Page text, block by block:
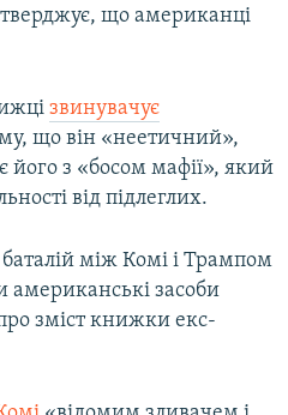
що американці
звинувачує
що він «неетичний»,
його з «босом мафії», який
від підлеглих.
між Комі і Трампом
американські засоби
зміст книжки екс-